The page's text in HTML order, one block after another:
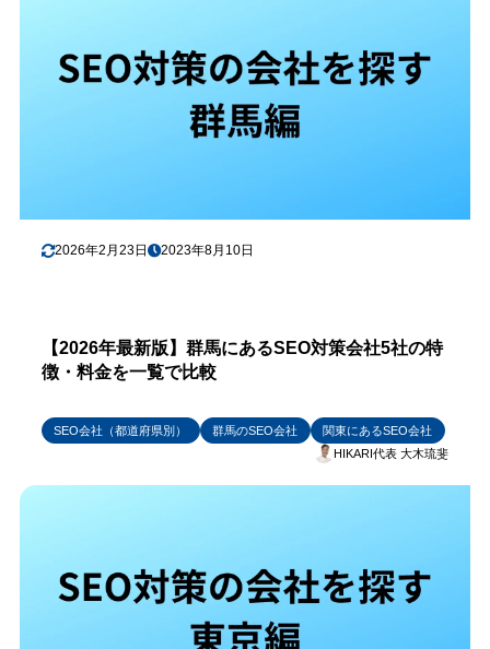
2026年2月23日 2023年8月10日
【2026年最新版】群馬にあるSEO対策会社5社の特
徴・料金を一覧で比較
SEO会社（都道府県別） 群馬のSEO会社
関東にあるSEO会社
HIKARI代表 大木琉斐